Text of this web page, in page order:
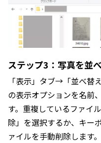
ステップ3：写真を並
「表示」タブ→「並べ替
の表示オプションを名前
す。重複しているファイ
除」を選択するか、キー
ァイルを手動削除します。